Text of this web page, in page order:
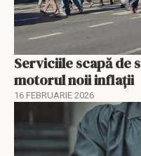
Serviciile scapă de
motorul noii inflații
16 FEBRUARIE 2026